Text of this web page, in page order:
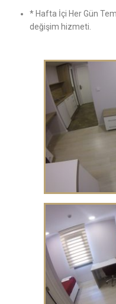
* Hafta İçi Her Gün
değişim hizmeti.